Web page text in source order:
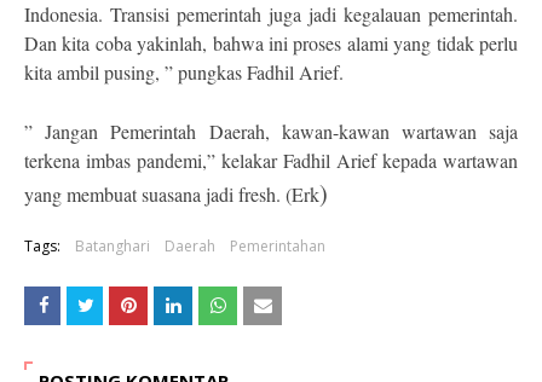
Indonesia. Transisi pemerintah juga jadi kegalauan pemerintah.
Dan kita coba yakinlah, bahwa ini proses alami yang tidak perlu
kita ambil pusing, ” pungkas Fadhil Arief.
” Jangan Pemerintah Daerah, kawan-kawan wartawan saja
terkena imbas pandemi,” kelakar Fadhil Arief kepada wartawan
yang membuat suasana jadi fresh. (Erk)
Tags: Batanghari Daerah Pemerintahan